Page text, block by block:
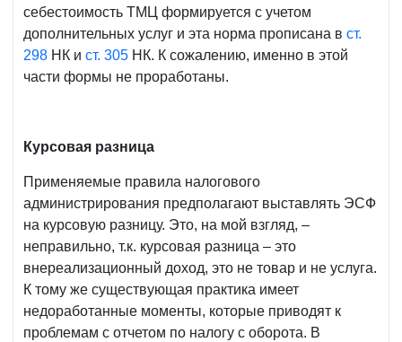
себестоимость ТМЦ формируется с учетом
дополнительных услуг и эта норма прописана в ст.
298 НК и ст. 305 НК. К сожалению, именно в этой
части формы не проработаны.
Курсовая разница
Применяемые правила налогового
администрирования предполагают выставлять ЭСФ
на курсовую разницу. Это, на мой взгляд, –
неправильно, т.к. курсовая разница – это
внереализационный доход, это не товар и не услуга.
К тому же существующая практика имеет
недоработанные моменты, которые приводят к
проблемам с отчетом по налогу с оборота. В